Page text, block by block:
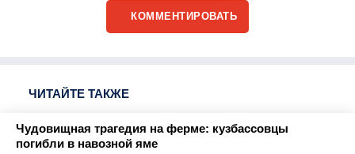
КОММЕНТИРОВАТЬ
ЧИТАЙТЕ ТАКЖЕ
Чудовищная трагедия на ферме: кузбассовцы
погибли в навозной яме